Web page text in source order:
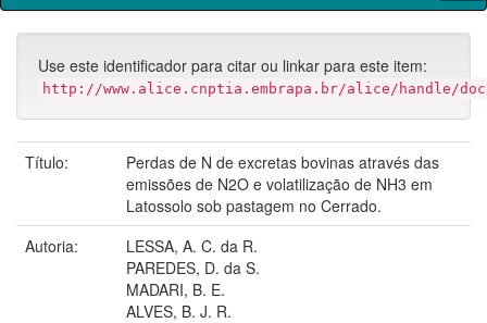
Use este identificador para citar ou linkar para este item:
http://www.alice.cnptia.embrapa.br/alice/handle/
Título:
Perdas de N de excretas bovinas através das
emissões de N2O e volatilização de NH3 em
Latossolo sob pastagem no Cerrado.
Autoria:
LESSA, A. C. da R.
PAREDES, D. da S.
MADARI, B. E.
ALVES, B. J. R.